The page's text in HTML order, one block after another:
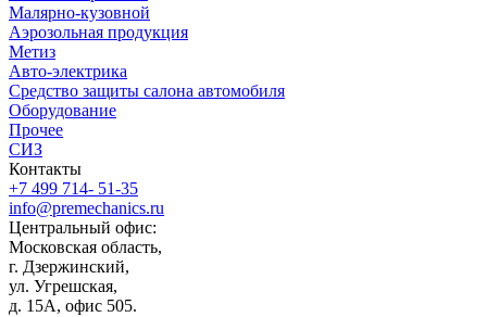
Малярно-кузовной
Аэрозольная продукция
Метиз
Авто-электрика
Средство защиты салона автомобиля
Оборудование
Прочее
СИЗ
Контакты
+7 499 714- 51-35
info@premechanics.ru
Центральный офис:
Московская область,
г. Дзержинский,
ул. Угрешская,
д. 15А, офис 505.